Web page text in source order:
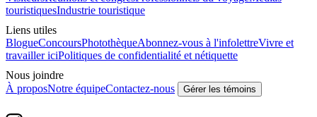
touristiquesIndustrie touristique
Liens utiles
BlogueConcoursPhotothèqueAbonnez-vous à l'infolettreVivre et
travailler iciPolitiques de confidentialité et nétiquette
Nous joindre
À proposNotre équipeContactez-nous Gérer les témoins